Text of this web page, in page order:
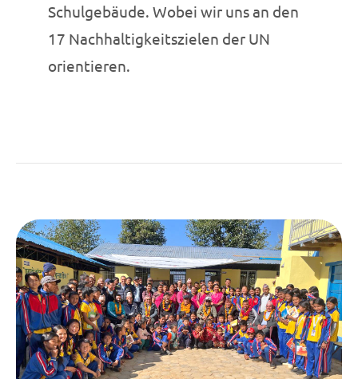
Schulgebäude. Wobei wir uns an den
17 Nachhaltigkeitszielen der UN
orientieren.